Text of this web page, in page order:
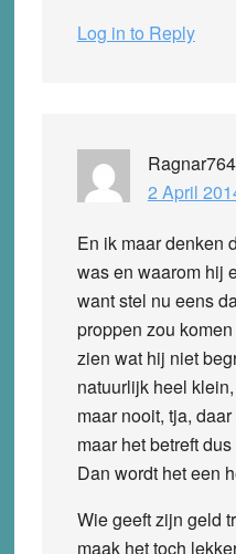
Log in to Reply
Ragnar764
2 April
En ik maar denken
was en waarom hij
want stel nu eens
proppen zou
zien wat hij niet
natuurlijk heel
maar nooit, tja,
maar het betreft
Dan wordt het een
Wie geeft zijn geld
maak het toch